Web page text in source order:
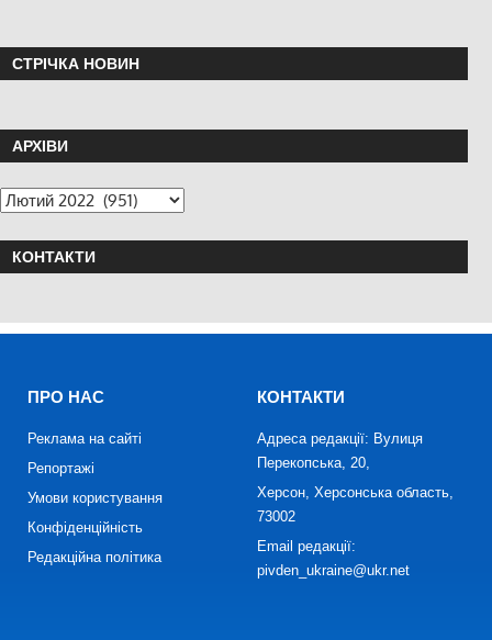
СТРІЧКА НОВИН
АРХІВИ
КОНТАКТИ
ПРО НАС
Реклама на сайті
Репортажі
Умови користування
Конфіденційність
Редакційна політика
КОНТАКТИ
Адреса редакції: Вулиця
Перекопська, 20,
Херсон, Херсонська область,
73002
Email редакції:
pivden_ukraine@ukr.net